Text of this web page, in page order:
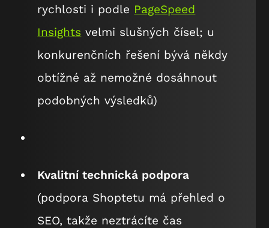
rychlosti i podle PageSpeed
Insights velmi slušných čísel; u
konkurenčních řešení bývá někdy
obtížné až nemožné dosáhnout
podobných výsledků)
Kvalitní technická podpora
(podpora Shoptetu má přehled o
SEO, takže neztrácíte čas